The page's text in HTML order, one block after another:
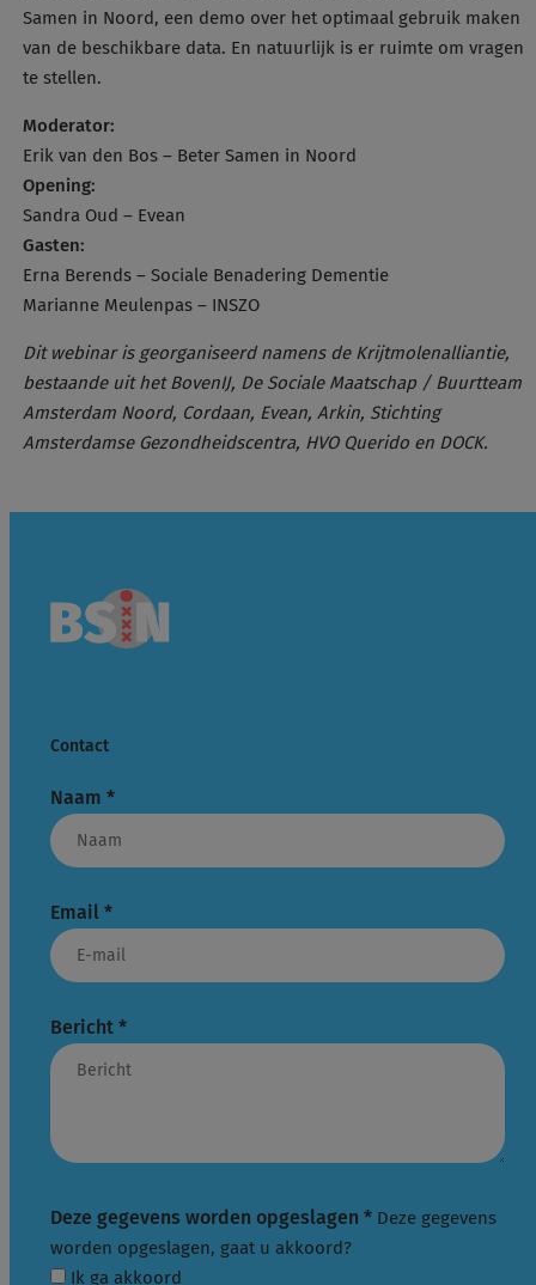
Samen in Noord, een demo over het optimaal gebruik maken
van de beschikbare data. En natuurlijk is er ruimte om vragen
te stellen.
Moderator:
Erik van den Bos – Beter Samen in Noord
Opening:
Sandra Oud – Evean
Gasten:
Erna Berends – Sociale Benadering Dementie
Marianne Meulenpas – INSZO
Dit webinar is georganiseerd namens de Krijtmolenalliantie,
bestaande uit het BovenIJ, De Sociale Maatschap / Buurtteam
Amsterdam Noord, Cordaan, Evean, Arkin, Stichting
Amsterdamse Gezondheidscentra, HVO Querido en DOCK.
Contact
Naam *
Email *
Bericht *
Deze gegevens worden opgeslagen * Deze gegevens
worden opgeslagen, gaat u akkoord?
Ik ga akkoord